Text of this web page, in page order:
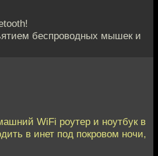
беспроводных мышек и
WiFi роутер и ноутбук в
в инет под покровом ночи,